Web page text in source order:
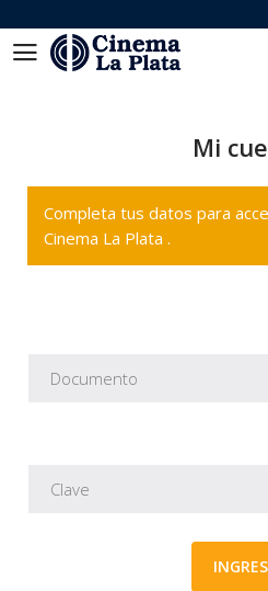
Mi
Completa tus datos para
Cinema La Plata .